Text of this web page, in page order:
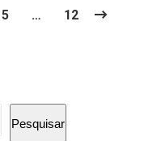
5 … 12
Pesquisar